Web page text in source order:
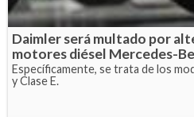
Daimler será multado por
motores diésel Mercedes-
Específicamente, se trata de los
y Clase E.